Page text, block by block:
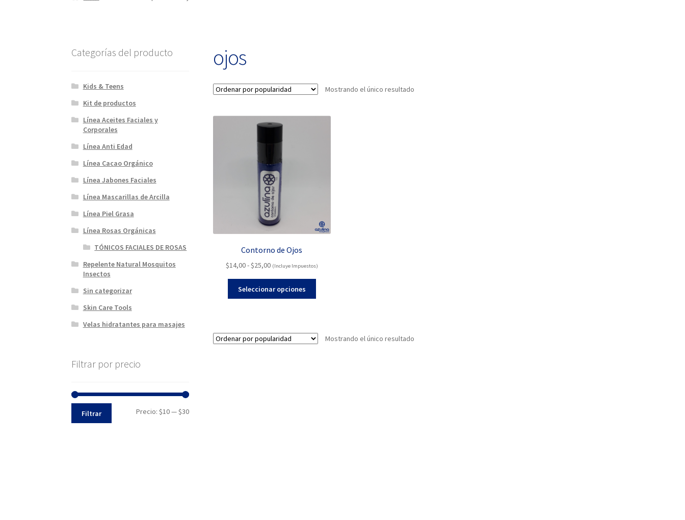
ojos
Mostrando el único resultado
Contorno de Ojos
$14,00-$25,00Rango
precios:
desde
$25,00
(Incluye Impuestos)
Seleccionar opciones
LasMostrando el único resultado
Categorías del producto
Kids & Teens
Kit de productos
Línea Aceites Faciales y
Corporales
Línea Anti Edad
Línea Cacao Orgánico
Línea Jabones Faciales
Línea Mascarillas de Arcilla
Línea Piel Grasa
Línea Rosas Orgánicas
TÓNICOS FACIALES DE ROSAS
Repelente Natural Mosquitos
Insectos
Sin categorizar
Skin Care Tools
Velas hidratantes para masajes
Filtrar por precio
Precio
Precio
Filtrar Precio:$10—$30